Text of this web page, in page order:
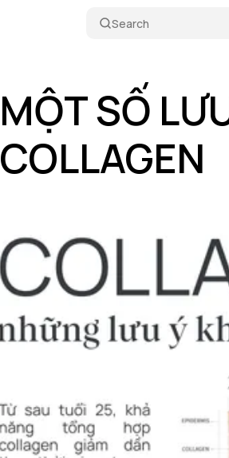
Search
MỘT SỐ
COLLAGEN